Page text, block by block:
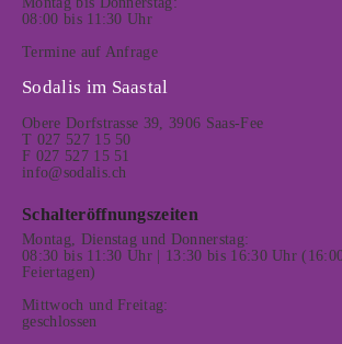
08:00 bis 11:30 Uhr
Termine auf Anfrage
Sodalis im Saastal
Obere Dorfstrasse 39, 3906 Saas-Fee
T 027 527 15 50
F 027 527 15 51
info@sodalis.ch
Schalteröffnungszeiten
Montag, Dienstag und Donnerstag:
08:30 bis 11:30 Uhr | 13:30 bis 16:30 Uhr
Feiertagen)
Mittwoch und Freitag:
geschlossen